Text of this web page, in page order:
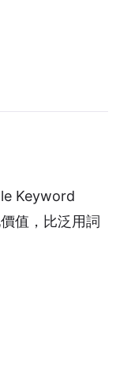
Keyword
值，比泛用詞